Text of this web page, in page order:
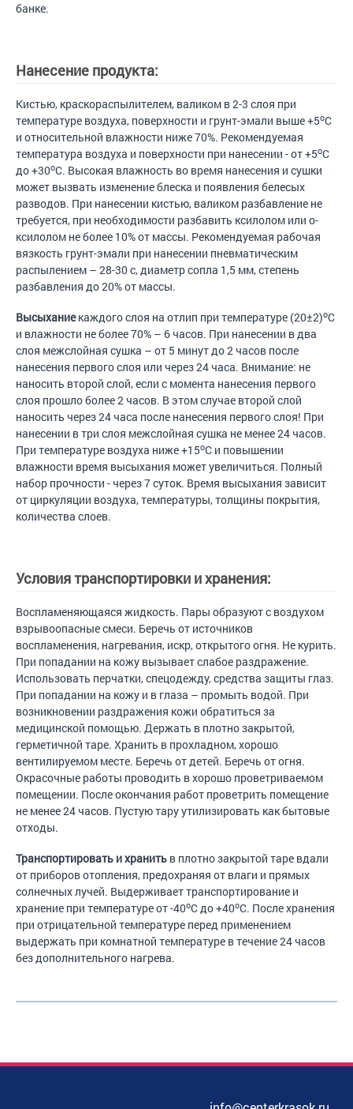
банке.
Нанесение продукта:
Кистью, краскораспылителем, валиком в 2-3 слоя при
температуре воздуха, поверхности и грунт-эмали выше +5оС
и относительной влажности ниже 70%. Рекомендуемая
температура воздуха и поверхности при нанесении - от +5оС
до +30оС. Высокая влажность во время нанесения и сушки
может вызвать изменение блеска и появления белесых
разводов. При нанесении кистью, валиком разбавление не
требуется, при необходимости разбавить ксилолом или о-
ксилолом не более 10% от массы. Рекомендуемая рабочая
вязкость грунт-эмали при нанесении пневматическим
распылением – 28-30 с, диаметр сопла 1,5 мм, степень
разбавления до 20% от массы.
Высыханиекаждого слоя на отлип при температуре (20±2)оС
и влажности не более 70% – 6 часов. При нанесении в два
слоя межслойная сушка – от 5 минут до 2 часов после
нанесения первого слоя или через 24 часа. Внимание: не
наносить второй слой, если с момента нанесения первого
слоя прошло более 2 часов. В этом случае второй слой
наносить через 24 часа после нанесения первого слоя! При
нанесении в три слоя межслойная сушка не менее 24 часов.
При температуре воздуха ниже +15оС и повышении
влажности время высыхания может увеличиться. Полный
набор прочности - через 7 суток. Время высыхания зависит
от циркуляции воздуха, температуры, толщины покрытия,
количества слоев.
Условия транспортировки и хранения:
Воспламеняющаяся жидкость. Пары образуют с воздухом
взрывоопасные смеси. Беречь от источников
воспламенения, нагревания, искр, открытого огня. Не курить.
При попадании на кожу вызывает слабое раздражение.
Использовать перчатки, спецодежду, средства защиты глаз.
При попадании на кожу и в глаза – промыть водой. При
возникновении раздражения кожи обратиться за
медицинской помощью. Держать в плотно закрытой,
герметичной таре. Хранить в прохладном, хорошо
вентилируемом месте. Беречь от детей. Беречь от огня.
Окрасочные работы проводить в хорошо проветриваемом
помещении. После окончания работ проветрить помещение
не менее 24 часов. Пустую тару утилизировать как бытовые
отходы.
Транспортировать и хранить в плотно закрытой таре вдали
от приборов отопления, предохраняя от влаги и прямых
солнечных лучей. Выдерживает транспортирование и
хранение при температуре от -40оС до +40оС. После хранения
при отрицательной температуре перед применением
выдержать при комнатной температуре в течение 24 часов
без дополнительного нагрева.